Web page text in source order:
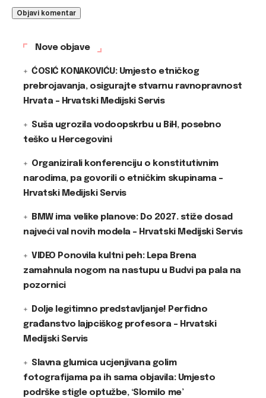
Nove objave
ĆOSIĆ KONAKOVIĆU: Umjesto etničkog
prebrojavanja, osigurajte stvarnu ravnopravnost
Hrvata – Hrvatski Medijski Servis
Suša ugrozila vodoopskrbu u BiH, posebno
teško u Hercegovini
Organizirali konferenciju o konstitutivnim
narodima, pa govorili o etničkim skupinama –
Hrvatski Medijski Servis
BMW ima velike planove: Do 2027. stiže dosad
najveći val novih modela – Hrvatski Medijski Servis
VIDEO Ponovila kultni peh: Lepa Brena
zamahnula nogom na nastupu u Budvi pa pala na
pozornici
Dolje legitimno predstavljanje! Perfidno
građanstvo lajpciškog profesora – Hrvatski
Medijski Servis
Slavna glumica ucjenjivana golim
fotografijama pa ih sama objavila: Umjesto
podrške stigle optužbe, ‘Slomilo me’